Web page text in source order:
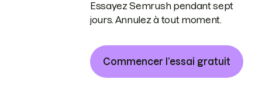
Essayez Semrush pendant sept
jours. Annulez à tout moment.
Commencer l’essai gratuit